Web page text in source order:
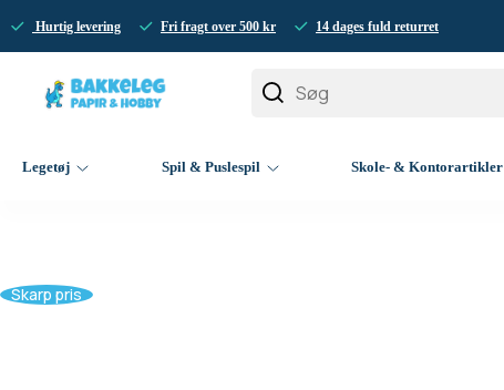
Hurtig levering Fri fragt over 500 kr 14 dages fuld returret
Legetøj Spil & Puslespil Skole- & Kontorartikler
Skarp pris